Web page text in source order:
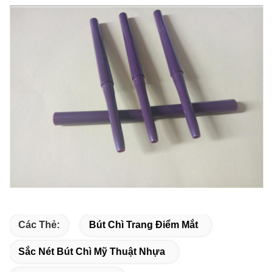
Các Thẻ: Bút Chì Trang Điểm Mắt
Sắc Nét Bút Chì Mỹ Thuật Nhựa